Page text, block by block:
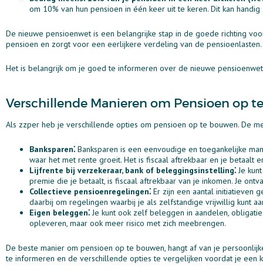
om 10% van hun pensioen in één keer uit te keren. Dit kan
De nieuwe pensioenwet is een belangrijke stap in de goede richting
pensioen en zorgt voor een eerlijkere verdeling van de pensioenlasten.
Het is belangrijk om je goed te informeren over de nieuwe
Verschillende Manieren om Pensioen op
Als zzper heb je verschillende opties om pensioen op te bouwen. De
Banksparen⁚ Banksparen is een eenvoudige en toegankelijke
waar het met rente groeit. Het is fiscaal aftrekbaar en je betaalt
Lijfrente bij verzekeraar, bank of beleggingsinstelling⁚ Je
premie die je betaalt, is fiscaal aftrekbaar van je inkomen. Je
Collectieve pensioenregelingen⁚ Er zijn een aantal initiatieven
daarbij om regelingen waarbij je als zelfstandige vrijwillig kunt
Eigen beleggen⁚ Je kunt ook zelf beleggen in aandelen,
opleveren, maar ook meer risico met zich meebrengen.
De beste manier om pensioen op te bouwen, hangt af van je
te informeren en de verschillende opties te vergelijken voordat je een